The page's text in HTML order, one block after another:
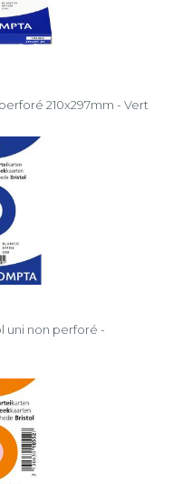
210x297mm - Vert
uni non perforé -